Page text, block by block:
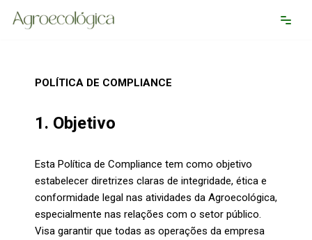
conteúdoPOLÍTICA DE COMPLIANCE
1. Objetivo
Esta Política de Compliance tem como objetivo
estabelecer diretrizes claras de integridade, ética e
conformidade legal nas atividades da Agroecológica,
especialmente nas relações com o setor público.
Visa garantir que todas as operações da empresa